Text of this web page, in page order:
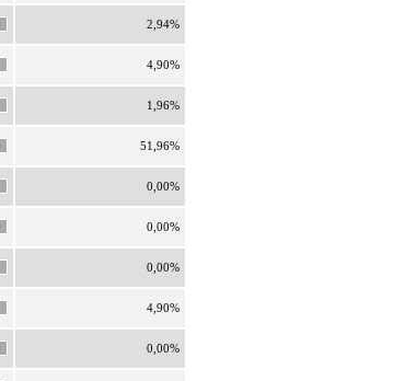
2,94%
4,90%
1,96%
51,96%
0,00%
0,00%
0,00%
4,90%
0,00%